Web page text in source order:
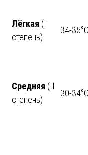
Лёгкая (I
степень)
34-35°C
Средняя (II
степень)
30-34°C